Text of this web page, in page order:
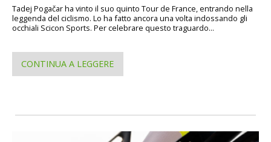
Tadej Pogačar ha vinto il suo quinto Tour de France, entrando nella
leggenda del ciclismo. Lo ha fatto ancora una volta indossando gli
occhiali Scicon Sports. Per celebrare questo traguardo...
CONTINUA A LEGGERE